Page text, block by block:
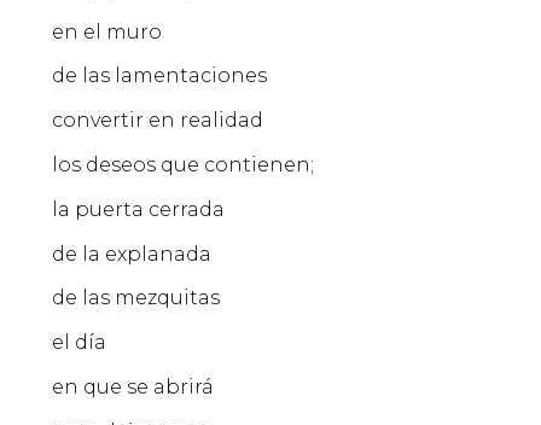
en el muro
de las lamentaciones
convertir en realidad
los deseos que contienen;
la puerta cerrada
de la explanada
de las mezquitas
el día
en que se abrirá